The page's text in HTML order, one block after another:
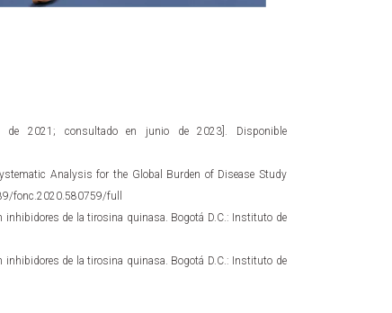
de 2021; consultado en junio de 2023]. Disponible
Analysis for the Global Burden of Disease Study
fonc.2020.580759/full
inhibidores de la tirosina quinasa. Bogotá D.C.: Instituto de
inhibidores de la tirosina quinasa. Bogotá D.C.: Instituto de